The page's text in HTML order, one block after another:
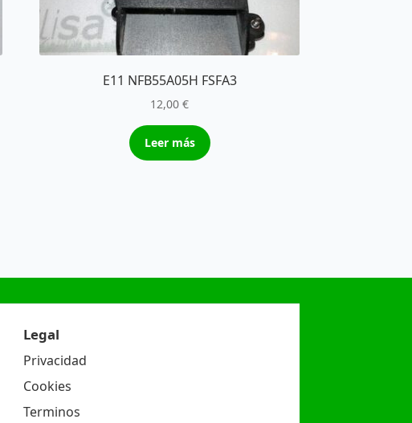
E11 NFB55A05H FSFA3
12,00€
Leer más
Legal
Privacidad
Cookies
Terminos